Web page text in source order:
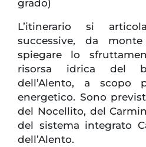
grado)
L’itinerario si
successive, da
spiegare lo
risorsa idrica del
dell’Alento, a scopo
energetico. Sono
del Nocellito, del
del sistema integrato
dell’Alento.